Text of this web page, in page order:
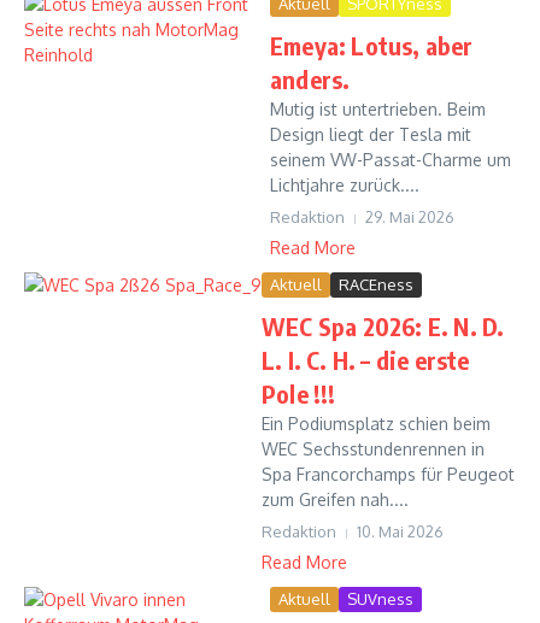
Emeya: Lotus, aber
anders.
Mutig ist untertrieben. Beim
Design liegt der Tesla mit
seinem VW-Passat-Charme um
Lichtjahre zurück....
Redaktion 29. Mai 2026
Read More
Aktuell RACEness
WEC Spa 2026: E. N. D.
L. I. C. H. – die erste
Pole !!!
Ein Podiumsplatz schien beim
WEC Sechsstundenrennen in
Spa Francorchamps für Peugeot
zum Greifen nah....
Redaktion 10. Mai 2026
Read More
Aktuell SUVness